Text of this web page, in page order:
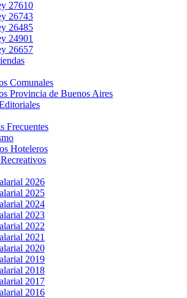
27610
26743
26485
24901
26657
Comunales
Provincia de Buenos Aires
Frecuentes
Hoteleros
2026
2025
2024
2023
2022
2021
2020
2019
2018
2017
2016